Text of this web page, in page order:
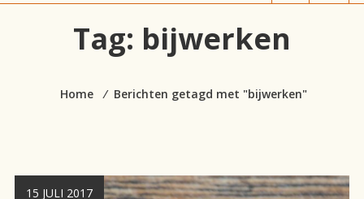
vloeren!
Tag: bijwerken
Home ⁄ Berichten getagd met "bijwerken"
15 JULI 2017